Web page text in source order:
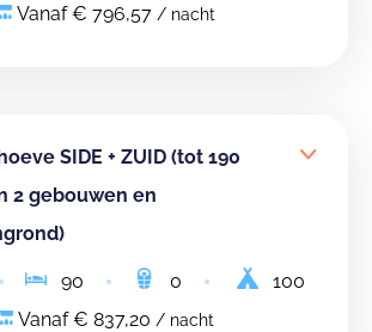
Vanaf € 796,57 / nacht
SIDE + ZUID (tot 190
2 gebouwen en
90 0
100
Vanaf € 837,20 / nacht